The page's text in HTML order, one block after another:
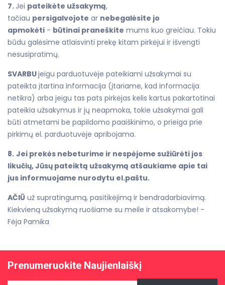
7. Jei pateikėte užsakymą,
tačiau persigalvojote ar nebegalėsite jo
apmokėti - būtinai praneškite mums kuo greičiau. Tokiu
būdu galėsime atlaisvinti prekę kitam pirkėjui ir išvengti
nesusipratimų.
SVARBUjeigu parduotuvėje pateikiami užsakymai su
pateikta įtartina informacija (įtariame, kad informacija
netikra) arba jeigu tas pats pirkėjas kelis kartus pakartotinai
pateikia užsakymus ir jų neapmoka, tokie užsakymai gali
būti atmetami be papildomo paaiškinimo, o prieiga prie
pirkimų el. parduotuvėje apribojama.
8. Jei prekės nebeturime ir nespėjome sužiūrėti jos
likučių, Jūsų pateiktą užsakymą atšaukiame apie tai
jus informuojame nurodytu el.paštu.
AČIŪ už supratingumą, pasitikėjimą ir bendradarbiavimą.
Kiekvieną užsakymą ruošiame su meile ir atsakomybe! -
Fėja Pamika
Prenumeruokite Naujienlaiškį